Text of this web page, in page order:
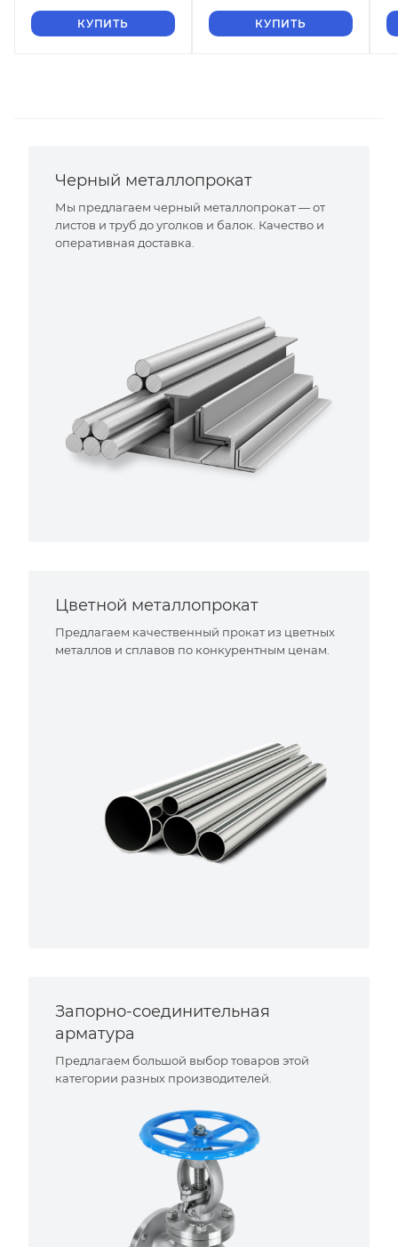
КУПИТЬ КУПИТЬ
Черный металлопрокат
Мы предлагаем черный металлопрокат — от
листов и труб до уголков и балок. Качество и
оперативная доставка.
Цветной металлопрокат
Предлагаем качественный прокат из цветных
металлов и сплавов по конкурентным ценам.
Запорно-соединительная
арматура
Предлагаем большой выбор товаров этой
категории разных производителей.